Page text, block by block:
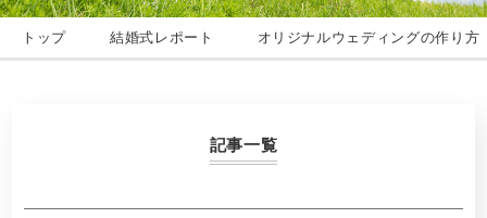
トップ 結婚式レポート オリジナルウェディングの作り方
記事一覧